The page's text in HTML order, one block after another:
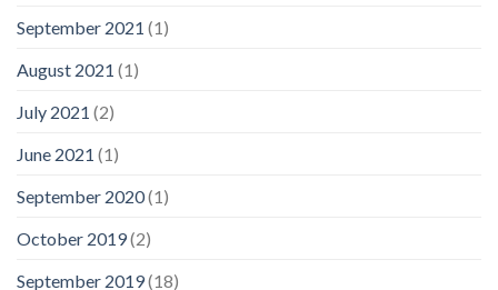
September 2021 (1)
August 2021 (1)
July 2021 (2)
June 2021 (1)
September 2020(1)
October 2019(2)
September 2019(18)